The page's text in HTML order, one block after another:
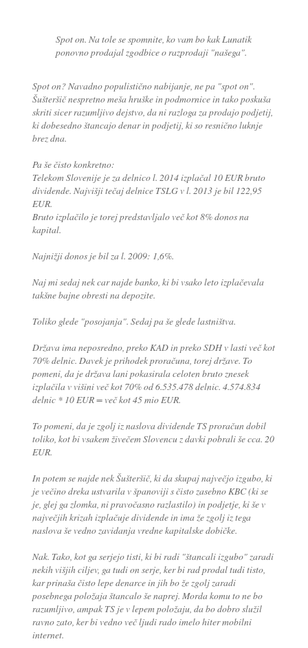
Spot on. Na tole se spomnite, ko vam bo kak Lunatik
ponovno prodajal zgodbice o razprodaji "našega".
Spot on? Navadno populistično nabijanje, ne pa "spot on".
Šušteršič nespretno meša hruške in podmornice in tako poskuša
skriti sicer razumljivo dejstvo, da ni razloga za prodajo podjetij,
ki dobesedno štancajo denar in podjetij, ki so resnično luknje
brez dna.
Pa še čisto konkretno:
Telekom Slovenije je za delnico l. 2014 izplačal 10 EUR bruto
dividende. Najvišji tečaj delnice TSLG v l. 2013 je bil 122,95
EUR.
Bruto izplačilo je torej predstavljalo več kot 8% donos na
kapital.
Najnižji donos je bil za l. 2009: 1,6%.
Naj mi sedaj nek car najde banko, ki bi vsako leto izplačevala
takšne bajne obresti na depozite.
Toliko glede "posojanja". Sedaj pa še glede lastništva.
Država ima neposredno, preko KAD in preko SDH v lasti več kot
70% delnic. Davek je prihodek proračuna, torej države. To
pomeni, da je država lani pokasirala celoten bruto znesek
izplačila v višini več kot 70% od 6.535.478 delnic. 4.574.834
delnic * 10 EUR = več kot 45 mio EUR.
To pomeni, da je zgolj iz naslova dividende TS proračun dobil
toliko, kot bi vsakem živečem Slovencu z davki pobrali še cca. 20
EUR.
In potem se najde nek Šušteršič, ki da skupaj največjo izgubo, ki
je večino dreka ustvarila v španoviji s čisto zasebno KBC (ki se
je, glej ga zlomka, ni pravočasno razlastilo) in podjetje, ki še v
največjih krizah izplačuje dividende in ima že zgolj iz tega
naslova še vedno zavidanja vredne kapitalske dobičke.
Nak. Tako, kot ga serjejo tisti, ki bi radi "štancali izgubo" zaradi
nekih višjih ciljev, ga tudi on serje, ker bi rad prodal tudi tisto,
kar prinaša čisto lepe denarce in jih bo že zgolj zaradi
posebnega položaja štancalo še naprej. Morda komu to ne bo
razumljivo, ampak TS je v lepem položaju, da bo dobro služil
ravno zato, ker bi vedno več ljudi rado imelo hiter mobilni
internet.